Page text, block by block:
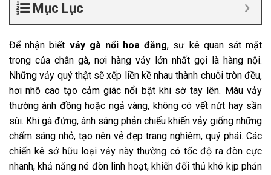
Mục Lục
Để nhận biết vảy gà nổi hoa đăng, sư kê quan sát mặt
trong của chân gà, nơi hàng vảy lớn nhất gọi là hàng nội.
Những vảy quý thật sẽ xếp liền kề nhau thành chuỗi tròn đều,
hơi nhô cao tạo cảm giác nổi bật khi sờ tay lên. Màu vảy
thường ánh đồng hoặc ngả vàng, không có vết nứt hay sần
sùi. Khi gà đứng, ánh sáng phản chiếu khiến vảy giống những
chấm sáng nhỏ, tạo nên vẻ đẹp trang nghiêm, quý phái. Các
chiến kê sở hữu loại vảy này thường có tốc độ ra đòn cực
nhanh, khả năng né đòn linh hoạt, khiến đối thủ khó kịp phản